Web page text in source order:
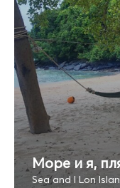
Море и я,
Sea and I Lon